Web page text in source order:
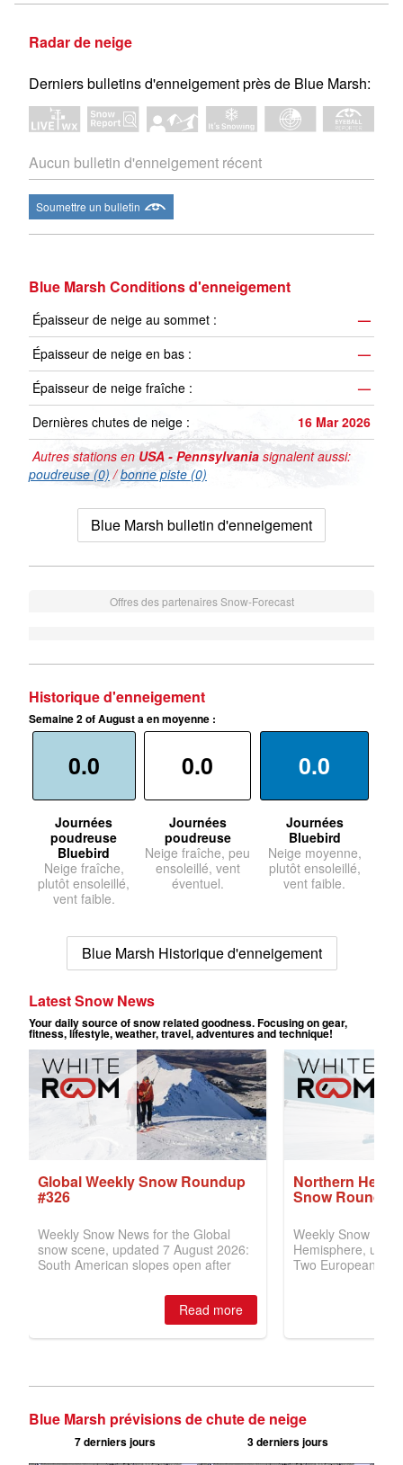
Radar de neige
Derniers bulletins d'enneigement près de Blue Marsh:
Aucun bulletin d'enneigement récent
Soumettre un bulletin
Blue Marsh Conditions d'enneigement
Épaisseur de neige au sommet :
—
Épaisseur de neige en bas :
—
Épaisseur de neige fraîche :
—
Dernières chutes de neige :
16 Mar 2026
Autres stations en USA - Pennsylvania signalent aussi:
poudreuse (0) /bonne piste (0)
Blue Marsh bulletin d'enneigement
Offres des partenaires Snow-Forecast
Historique d'enneigement
Semaine 2 of August a en moyenne :
0.0
Journées
poudreuse
Bluebird
Neige fraîche,
plutôt ensoleillé,
vent faible.
0.0
Journées
poudreuse
Neige fraîche, peu
ensoleillé, vent
éventuel.
0.0
Journées
Bluebird
Neige moyenne,
plutôt ensoleillé,
vent faible.
Blue Marsh Historique d'enneigement
Blue Marsh prévisions de chute de neige
7 derniers jours 3 derniers jours